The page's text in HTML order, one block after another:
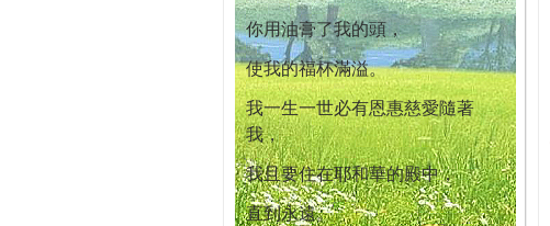
你用油膏了我的頭，
使我的福杯滿溢。
我一生一世必有恩惠慈愛隨著
我，
我且要住在耶和華的殿中，
直到永遠。